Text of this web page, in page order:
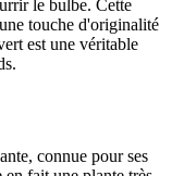
le bulbe. Cette
touche d'originalité
est une véritable
connue pour ses